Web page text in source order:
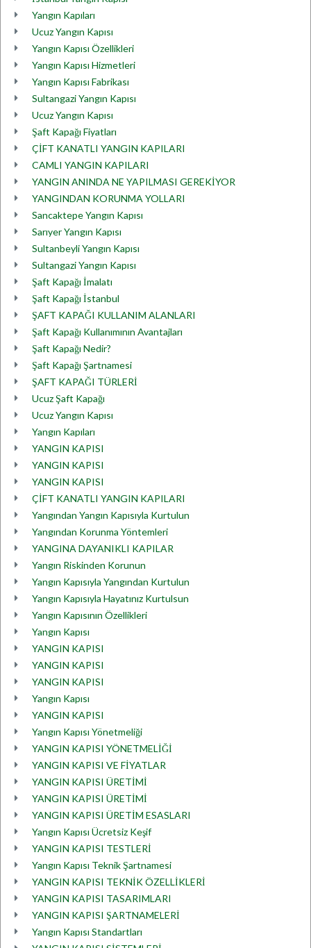
Yangın Kapıları
Ucuz Yangın Kapısı
Yangın Kapısı Özellikleri
Yangın Kapısı Hizmetleri
Yangın Kapısı Fabrikası
Sultangazi Yangın Kapısı
Ucuz Yangın Kapısı
Şaft Kapağı Fiyatları
ÇİFT KANATLI YANGIN KAPILARI
CAMLI YANGIN KAPILARI
YANGIN ANINDA NE YAPILMASI GEREKİYOR
YANGINDAN KORUNMA YOLLARI
Sancaktepe Yangın Kapısı
Sarıyer Yangın Kapısı
Sultanbeyli Yangın Kapısı
Sultangazi Yangın Kapısı
Şaft Kapağı İmalatı
Şaft Kapağı İstanbul
ŞAFT KAPAĞI KULLANIM ALANLARI
Şaft Kapağı Kullanımının Avantajları
Şaft Kapağı Nedir?
Şaft Kapağı Şartnamesi
ŞAFT KAPAĞI TÜRLERİ
Ucuz Şaft Kapağı
Ucuz Yangın Kapısı
Yangın Kapıları
YANGIN KAPISI
YANGIN KAPISI
YANGIN KAPISI
ÇİFT KANATLI YANGIN KAPILARI
Yangından Yangın Kapısıyla Kurtulun
Yangından Korunma Yöntemleri
YANGINA DAYANIKLI KAPILAR
Yangın Riskinden Korunun
Yangın Kapısıyla Yangından Kurtulun
Yangın Kapısıyla Hayatınız Kurtulsun
Yangın Kapısının Özellikleri
Yangın Kapısı
YANGIN KAPISI
YANGIN KAPISI
YANGIN KAPISI
Yangın Kapısı
YANGIN KAPISI
Yangın Kapısı Yönetmeliği
YANGIN KAPISI YÖNETMELİĞİ
YANGIN KAPISI VE FİYATLAR
YANGIN KAPISI ÜRETİMİ
YANGIN KAPISI ÜRETİMİ
YANGIN KAPISI ÜRETİM ESASLARI
Yangın Kapısı Ücretsiz Keşif
YANGIN KAPISI TESTLERİ
Yangın Kapısı Teknik Şartnamesi
YANGIN KAPISI TEKNİK ÖZELLİKLERİ
YANGIN KAPISI TASARIMLARI
YANGIN KAPISI ŞARTNAMELERİ
Yangın Kapısı Standartları